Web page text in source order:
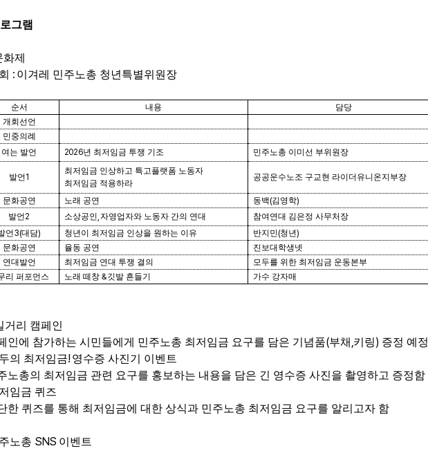
그램
화제
: 이겨레 민주노총 청년특별위원장
순서 내용
담당
개회선언
민중의례
여는 발언
2026년 최저임금 투쟁 기조 민주노총 이미선 부위원장
발언 1
최저임금 인상하고 특고플랫폼 노동자
최저임금 적용하라
공공운수노조 구교현 라이더유니온지부장
문화공연 노래 공연 동백(김영학)
발언 2 소상공인 ,자영업자와 노동자 간의 연대
참여연대 김은정 사무처장
언 3(대담) 청년이 최저임금 인상을 원하는 이유 반지민(청년)
문화공연
율동 공연
진보대학생넷
연대발언
최저임금 연대 투쟁 결의
모두를 위한 최저임금 운동본부
리 퍼포먼스
노래 떼창 &깃발 흔들기 가수 강자매
거리 캠페인
인에 참가하는 시민들에게 민주노총 최저임금 요구를 담은 기념품(부채 ,키링) 증정 예정
의 최저임금! 영수증 사진기 이벤트
노총의 최저임금 관련 요구를 홍보하는 내용을 담은 긴 영수증 사진을 촬영하고 증정함
임금 퀴즈
한 퀴즈를 통해 최저임금에 대한 상식과 민주노총 최저임금 요구를 알리고자 함
노총 SNS 이벤트